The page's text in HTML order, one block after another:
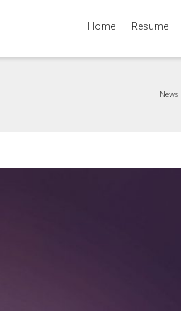
Home Resume
News